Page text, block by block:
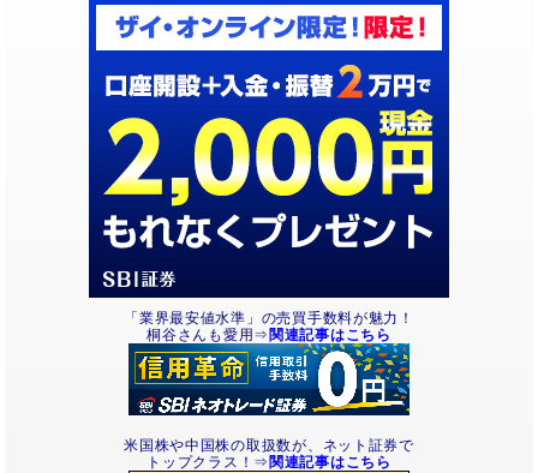
「業界最安値水準」の売買手数料が魅力！
桐谷さんも愛用⇒ 関連記事はこちら
米国株や中国株の取扱数が、ネット証券で
トップクラス！⇒ 関連記事はこちら